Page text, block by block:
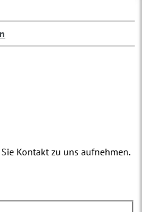
Kontakt zu uns aufnehmen.